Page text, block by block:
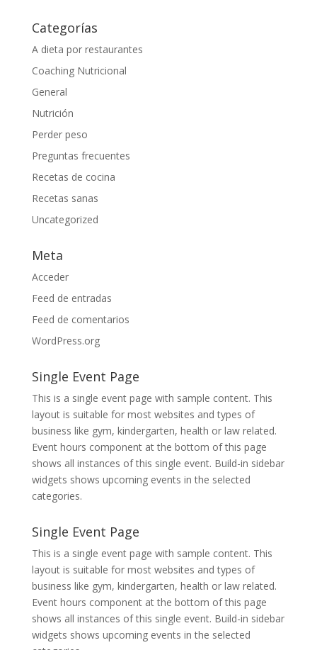
Categorías
A dieta por restaurantes
Coaching Nutricional
General
Nutrición
Perder peso
Preguntas frecuentes
Recetas de cocina
Recetas sanas
Uncategorized
Meta
Acceder
Feed de entradas
Feed de comentarios
WordPress.org
Single Event Page
This is a single event page with sample content. This
layout is suitable for most websites and types of
business like gym, kindergarten, health or law related.
Event hours component at the bottom of this page
shows all instances of this single event. Build-in sidebar
widgets shows upcoming events in the selected
categories.
Single Event Page
This is a single event page with sample content. This
layout is suitable for most websites and types of
business like gym, kindergarten, health or law related.
Event hours component at the bottom of this page
shows all instances of this single event. Build-in sidebar
widgets shows upcoming events in the selected